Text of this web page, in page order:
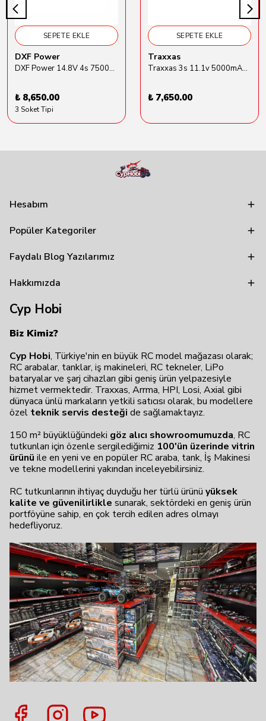
SEPETE EKLE
DXF Power
DXF Power 14.8V 4s 7500mAh 80C Hardcase Lipo Batarya
₺ 8,650.00
3 Soket Tipi
SEPETE EKLE
Traxxas
Traxxas 3s 11.1v 5000mAh Lipo Batarya (TRX 2872X)
₺ 7,650.00
Hesabım
Popüler Kategoriler
Faydalı Blog Yazılarımız
Hakkımızda
Cyp Hobi
Biz Kimiz?
Cyp Hobi, Türkiye'nin en büyük RC model mağazası olarak;
RC arabalar, tanklar, iş makineleri, RC tekneler, LiPo
bataryalar ve şarj cihazları gibi geniş ürün yelpazesiyle
hizmet vermektedir. Traxxas, Arrma, HPI, Losi, Axial gibi
dünyaca ünlü markaların yetkili satıcısı olarak, bu modellere
özel teknik servis desteği de sağlamaktayız.
150 m² büyüklüğündeki göz alıcı showroomumuzda, RC
tutkunları için özenle sergilediğimiz 100'ün üzerinde vitrin
ürünü ile en yeni ve en popüler RC araba, tank, İş Makinesi
ve tekne modellerini yakından inceleyebilirsiniz.
RC tutkunlarının ihtiyaç duyduğu her türlü ürünü yüksek
kalite ve güvenilirlikle sunarak, sektördeki en geniş ürün
portföyüne sahip, en çok tercih edilen adres olmayı
hedefliyoruz.